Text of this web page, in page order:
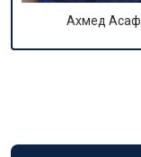
Ахмед Асаф